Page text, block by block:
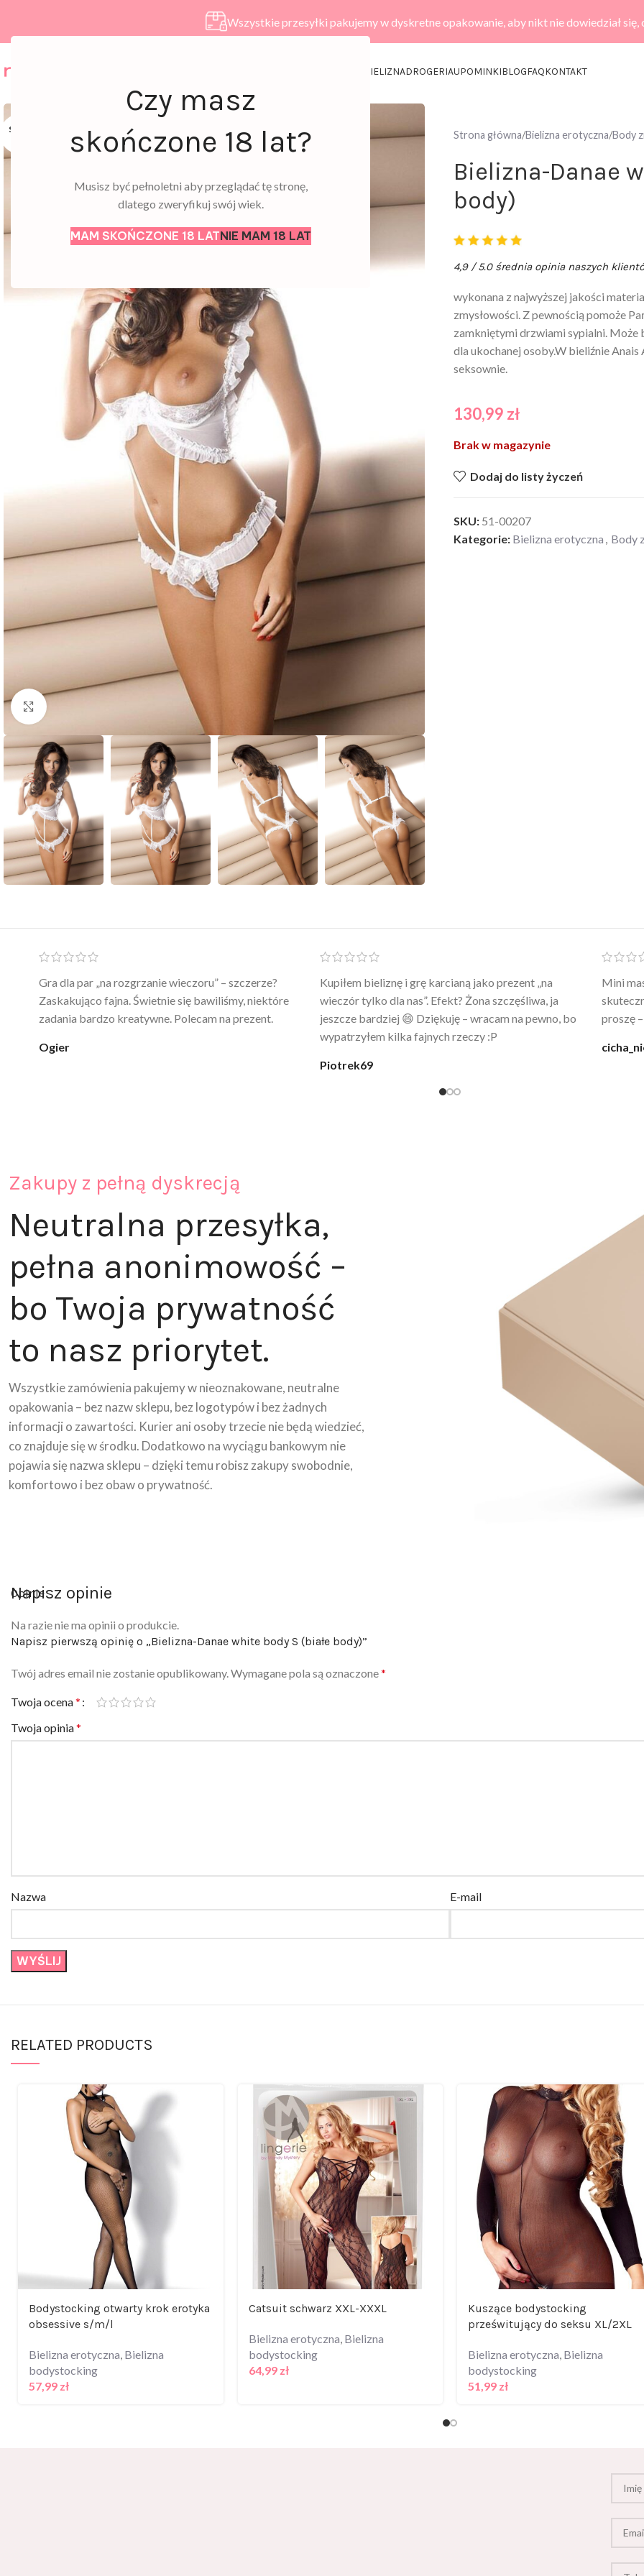
Czy masz
skończone 18 lat?
Musisz być pełnoletni aby przeglądać tę stronę,
dlatego zweryfikuj swój wiek.
MAM SKOŃCZONE 18 LATNIE MAM 18 LAT
Wszystkie przesyłki pakujemy w dyskretne opakowanie, aby nikt nie dowiedział się,
BIELIZNADROGERIAUPOMINKIBLOGFAQKONTAKT
SOLD
Strona główna Bielizna erotyczna Body
Bielizna-Danae
body)
4,9 / 5.0 średnia opinia naszych
wykonana z najwyższej jakości
zmysłowości. Z pewnością pomoże
zamkniętymi drzwiami sypialni. Może
dla ukochanej osoby.W bieliźnie
seksownie.
130,99 zł
Brak w magazynie
Dodaj do listy życzeń
SKU: 51-00207
Kategorie: Bielizna erotyczna , Body
Ten żel intymny to był strzał w 10 – nie tylko
poprawia komfort, ale też daje przyjemne uczucie
ciepła. Nie uczula, bez zapachu. Kupuję już 3 raz i na
Po prostu WOW! Szlafrok to sztos – lekki, chłodny, a
wygląda jak z luksusowego butiku. Noszę
codziennie po kąpieli z mężem.
@karolina_dream
świetny
Zakupy z pełną dyskrecją
Neutralna przesyłka,
pełna anonimowość –
bo Twoja prywatność
to nasz priorytet.
Wszystkie zamówienia pakujemy w nieoznakowane, neutralne
opakowania – bez nazw sklepu, bez logotypów i bez żadnych
informacji o zawartości. Kurier ani osoby trzecie nie będą wiedzieć,
co znajduje się w środku. Dodatkowo na wyciągu bankowym nie
pojawia się nazwa sklepu – dzięki temu robisz zakupy swobodnie,
komfortowo i bez obaw o prywatność.
Napisz opinie
Opinie
Na razie nie ma opinii o produkcie.
Napisz pierwszą opinię o „Bielizna-Danae white body S (białe body)”
Twój adres email nie zostanie opublikowany.Wymagane pola są oznaczone*
Twoja ocena*
Twoja opinia*
Nazwa E-mail
RELATED PRODUCTS
Bodystocking otwarty krok erotyka
obsessive s/m/l
Bielizna erotyczna, Bielizna
bodystocking
57,99 zł
Catsuit schwarz XXL-XXXL
Bielizna erotyczna, Bielizna
bodystocking
64,99 zł
Kuszące bodystocking
prześwitujący do seksu XL/2XL
Bielizna erotyczna, Bielizna
bodystocking
51,99 zł